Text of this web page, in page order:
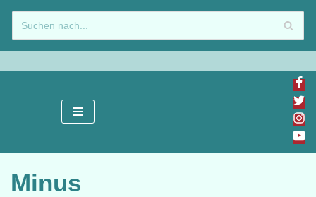
Zum
Inhalt
springen
Minus